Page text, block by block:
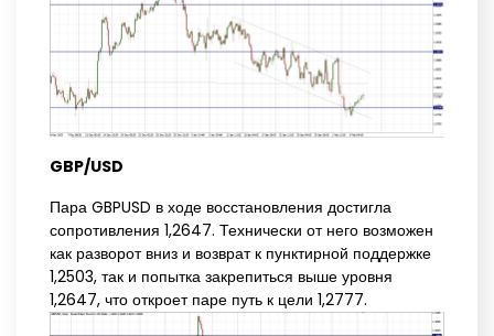
GBP/USD
Пара GBPUSD в ходе восстановления достигла
сопротивления 1,2647. Технически от него возможен
как разворот вниз и возврат к пунктирной поддержке
1,2503, так и попытка закрепиться выше уровня
1,2647, что откроет паре путь к цели 1,2777.